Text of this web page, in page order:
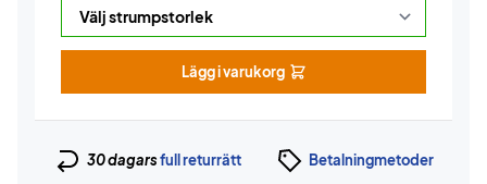
Lägg i varukorg
30 dagarsfull returrätt Betalningmetoder